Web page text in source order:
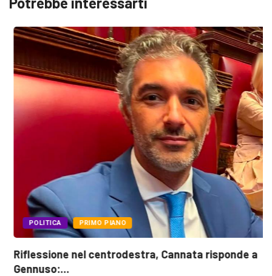
POLITICA PRIMO PIANO
Riflessione nel centrodestra, Cannata risponde a
Gennuso:...